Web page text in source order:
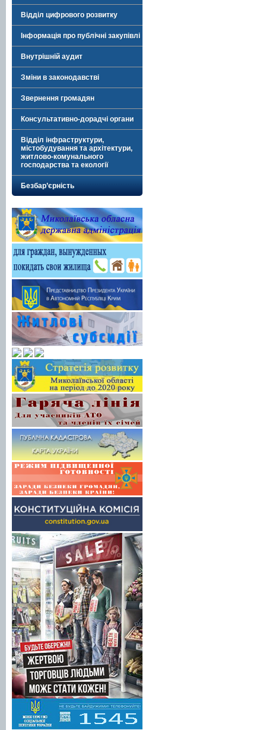
Відділ цифрового розвитку
Інформація про публічні закупівлі
Внутрішній аудит
Зміни в законодавстві
Звернення громадян
Консультативно-дорадчі органи
Відділ інфраструктури,
містобудування та архітектури,
житлово-комунального
господарства та екології
Безбар’єрність